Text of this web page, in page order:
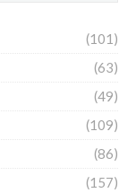
(101)
(63)
(49)
(109)
(86)
(157)